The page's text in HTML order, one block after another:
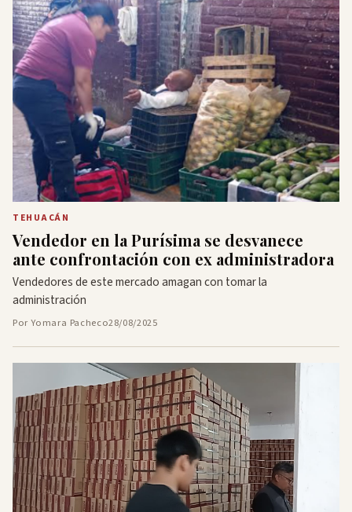
TEHUACÁN
Vendedor en la Purísima se desvanece
ante confrontación con ex administradora
Vendedores de este mercado amagan con tomar la
administración
Por Yomara Pacheco28/08/2025